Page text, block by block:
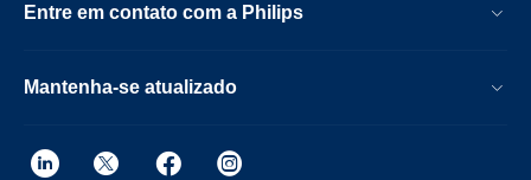
Entre em contato com a Philips
Mantenha-se atualizado